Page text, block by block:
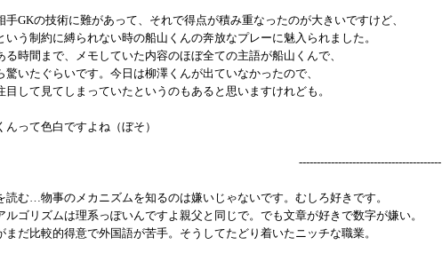
手GKの技術に難があって、それで得点が積み重なったのが大きいですけど、
いう制約に縛られない時の船山くんの奔放なプレーに魅入られました。
る時間まで、メモしていた内容のほぼ全ての主語が船山くんで、
驚いたぐらいです。今日は柳澤くんが出ていなかったので、
目して見てしまっていたというのもあると思いますけれども。
って色白ですよね（ぼそ）
----------------------------------------
読む…物事のメカニズムを知るのは嫌いじゃないです。むしろ好きです。
ルゴリズムは理系っぽいんですよ親父と同じで。でも文章が好きで数字が嫌い。
まだ比較的得意で外国語が苦手。そうしてたどり着いたニッチな職業。